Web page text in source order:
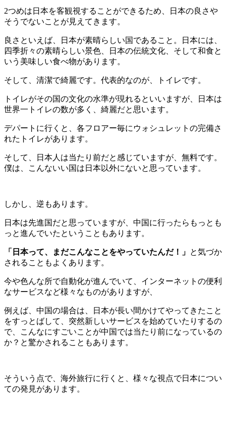
2つめは日本を客観視することができるため、日本の良さや
そうでないことが見えてきます。
良さといえば、日本が素晴らしい国であること。日本には、
四季折々の素晴らしい景色、日本の伝統文化、そして和食と
いう美味しい食べ物があります。
そして、清潔で綺麗です。代表的なのが、トイレです。
トイレがその国の文化の水準が現れるといいますが、日本は
世界一トイレの数が多く、綺麗だと思います。
デパートに行くと、各フロアー毎にウォシュレットの完備さ
れたトイレがあります。
そして、日本人は当たり前だと感じていますが、無料です。
僕は、こんないい国は日本以外にないと思っています。
しかし、逆もあります。
日本は先進国だと思っていますが、中国に行ったらもっとも
っと進んでいたということもあります。
「日本って、まだこんなことをやっていたんだ！」 と気づか
されることもよくあります。
今や色んな所で自動化が進んでいて、インターネットの便利
なサービスなど様々なものがありますが、
例えば、中国の場合は、日本が長い間かけてやってきたこと
をすっとばして、突然新しいサービスを始めていたりするの
で、こんなにすごいことが中国では当たり前になっているの
か？と驚かされることもあります。
そういう点で、海外旅行に行くと、様々な視点で日本につい
ての発見があります。